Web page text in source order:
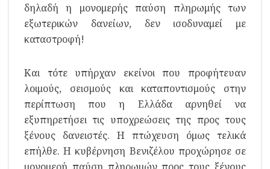
δηλαδή η μονομερής παύση πληρωμής των
εξωτερικών δανείων, δεν ισοδυναμεί με
καταστροφή!
Και τότε υπήρχαν εκείνοι που προφήτευαν
λοιμούς, σεισμούς και καταποντισμούς στην
περίπτωση που η Ελλάδα αρνηθεί να
εξυπηρετήσει τις υποχρεώσεις της προς τους
ξένους δανειστές. Η πτώχευση όμως τελικά
επήλθε. Η κυβέρνηση Βενιζέλου προχώρησε σε